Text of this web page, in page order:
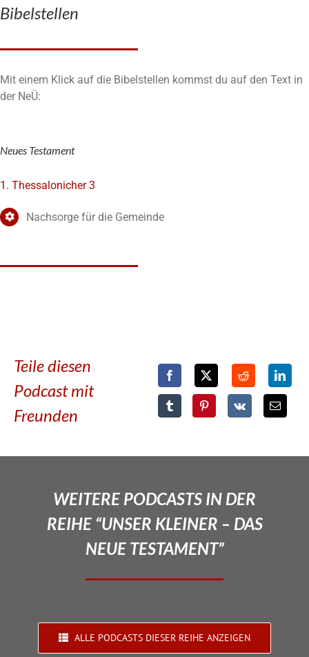
Bibelstellen
Mit einem Klick auf die Bibelstellen kommst du auf den Text in
der NeÜ:
Neues Testament
1. Thessalonicher 3
Nachsorge für die Gemeinde
Teile diesen
Podcast mit
Freunden
WEITERE PODCASTS IN DER
REIHE “UNSER KLEINER – DAS
NEUE TESTAMENT”
ALLE PODCASTS DIESER REIHE ANZEIGEN